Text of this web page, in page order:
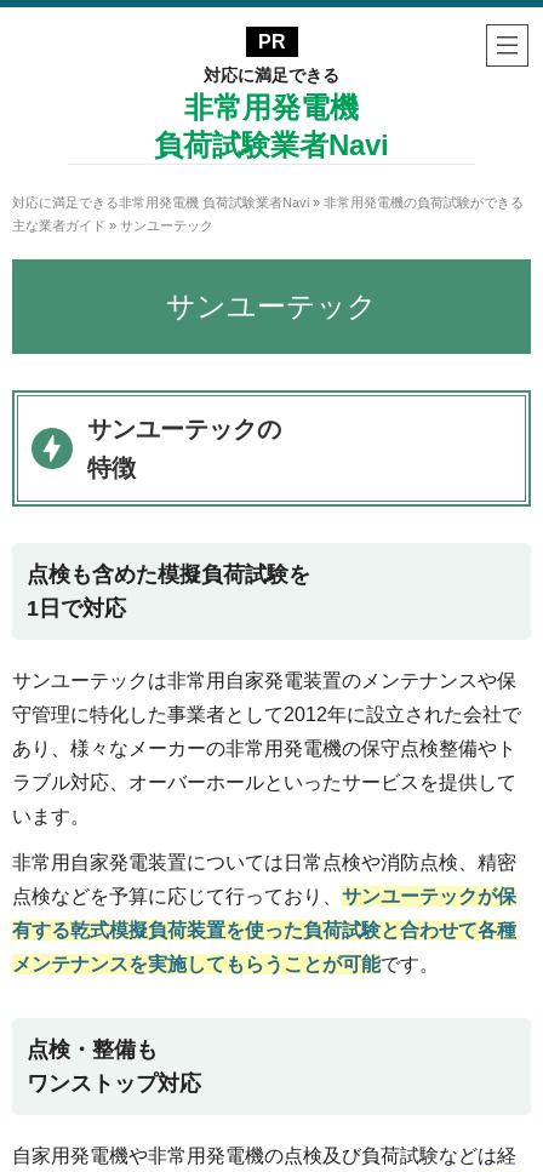
対応に満足できる
非常用発電機
負荷試験業者Navi
対応に満足できる非常用発電機 負荷試験業者Navi » 非常用発電機の負荷試験ができる
主な業者ガイド » サンユーテック
サンユーテック
サンユーテックの
特徴
点検も含めた模擬負荷試験を
1日で対応
サンユーテックは非常用自家発電装置のメンテナンスや保
守管理に特化した事業者として2012年に設立された会社で
あり、様々なメーカーの非常用発電機の保守点検整備やト
ラブル対応、オーバーホールといったサービスを提供して
います。
非常用自家発電装置については日常点検や消防点検、精密
点検などを予算に応じて行っており、 サンユーテックが保
有する乾式模擬負荷装置を使った負荷試験と合わせて各種
メンテナンスを実施してもらうことが可能です。
点検・整備も
ワンストップ対応
自家用発電機や非常用発電機の点検及び負荷試験などは経